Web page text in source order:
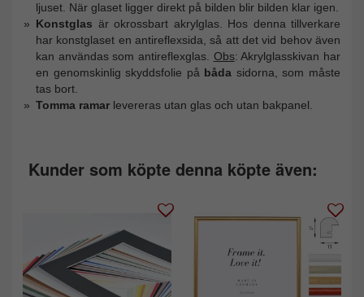
ljuset. När glaset ligger direkt på bilden blir bilden klar igen.
Konstglas är okrossbart akrylglas. Hos denna tillverkare
har konstglaset en antireflexsida, så att det vid behov även
kan användas som antireflexglas. Obs: Akrylglasskivan har
en genomskinlig skyddsfolie på båda sidorna, som måste
tas bort.
Tomma ramar levereras utan glas och utan bakpanel.
Kunder som köpte denna köpte även: